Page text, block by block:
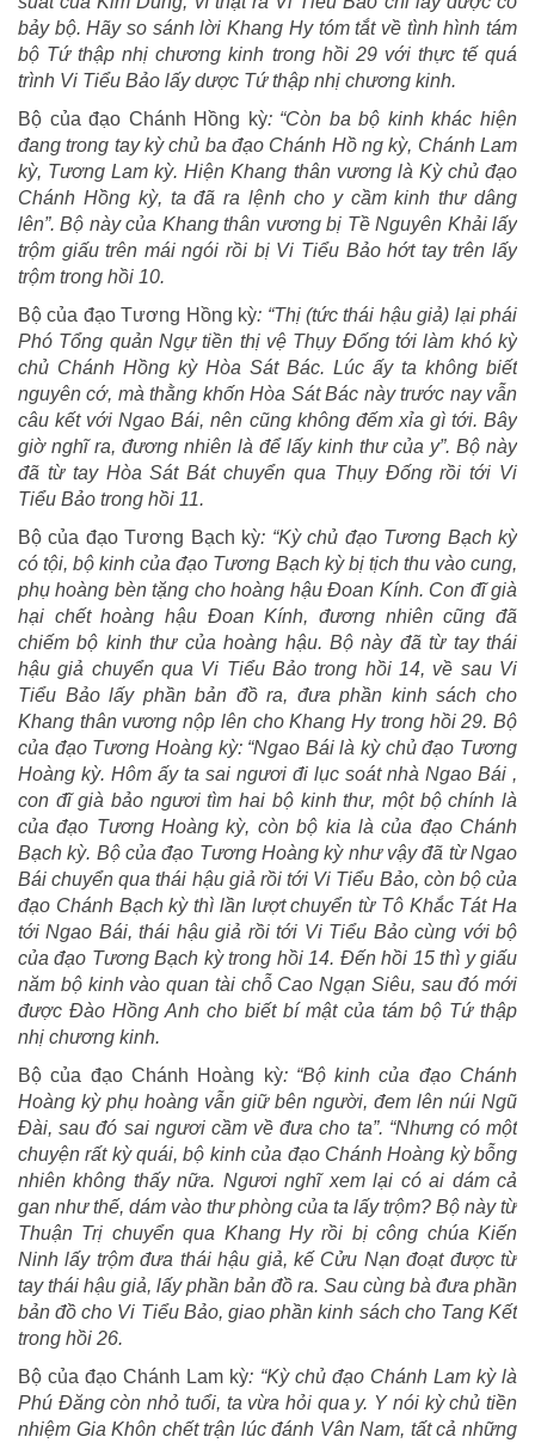
bảy bộ. Hãy so sánh lời Khang Hy tóm tắt về tình hình tám
bộ Tứ thập nhị chương kinh trong hồi 29 với thực tế quá
trình Vi Tiểu Bảo lấy dược Tứ thập nhị chương kinh.
Bộ của đạo Chánh Hồng kỳ: “Còn ba bộ kinh khác hiện
đang trong tay kỳ chủ ba đạo Chánh Hồ ng kỳ, Chánh Lam
kỳ, Tương Lam kỳ. Hiện Khang thân vương là Kỳ chủ đạo
Chánh Hồng kỳ, ta đã ra lệnh cho y cầm kinh thư dâng
lên”. Bộ này của Khang thân vương bị Tề Nguyên Khải lấy
trộm giấu trên mái ngói rồi bị Vi Tiểu Bảo hớt tay trên lấy
trộm trong hồi 10.
Bộ của đạo Tương Hồng kỳ: “Thị (tức thái hậu giả) lại phái
Phó Tổng quản Ngự tiền thị vệ Thụy Đống tới làm khó kỳ
chủ Chánh Hồng kỳ Hòa Sát Bác. Lúc ấy ta không biết
nguyên cớ, mà thằng khốn Hòa Sát Bác này trước nay vẫn
câu kết với Ngao Bái, nên cũng không đếm xỉa gì tới. Bây
giờ nghĩ ra, đương nhiên là để lấy kinh thư của y”. Bộ này
đã từ tay Hòa Sát Bát chuyển qua Thụy Đống rồi tới Vi
Tiểu Bảo trong hồi 11.
Bộ của đạo Tương Bạch kỳ: “Kỳ chủ đạo Tương Bạch kỳ
có tội, bộ kinh của đạo Tương Bạch kỳ bị tịch thu vào cung,
phụ hoàng bèn tặng cho hoàng hậu Đoan Kính. Con đĩ già
hại chết hoàng hậu Đoan Kính, đương nhiên cũng đã
chiếm bộ kinh thư của hoàng hậu. Bộ này đã từ tay thái
hậu giả chuyển qua Vi Tiểu Bảo trong hồi 14, về sau Vi
Tiểu Bảo lấy phần bản đồ ra, đưa phần kinh sách cho
Khang thân vương nộp lên cho Khang Hy trong hồi 29. Bộ
của đạo Tương Hoàng kỳ: “Ngao Bái là kỳ chủ đạo Tương
Hoàng kỳ. Hôm ấy ta sai ngươi đi lục soát nhà Ngao Bái ,
con đĩ già bảo ngươi tìm hai bộ kinh thư, một bộ chính là
của đạo Tương Hoàng kỳ, còn bộ kia là của đạo Chánh
Bạch kỳ. Bộ của đạo Tương Hoàng kỳ như vậy đã từ Ngao
Bái chuyển qua thái hậu giả rồi tới Vi Tiểu Bảo, còn bộ của
đạo Chánh Bạch kỳ thì lần lượt chuyển từ Tô Khắc Tát Ha
tới Ngao Bái, thái hậu giả rồi tới Vi Tiểu Bảo cùng với bộ
của đạo Tương Bạch kỳ trong hồi 14. Đến hồi 15 thì y giấu
năm bộ kinh vào quan tài chỗ Cao Ngạn Siêu, sau đó mới
được Đào Hồng Anh cho biết bí mật của tám bộ Tứ thập
nhị chương kinh.
Bộ của đạo Chánh Hoàng kỳ: “Bộ kinh của đạo Chánh
Hoàng kỳ phụ hoàng vẫn giữ bên người, đem lên núi Ngũ
Đài, sau đó sai ngươi cầm về đưa cho ta”. “Nhưng có một
chuyện rất kỳ quái, bộ kinh của đạo Chánh Hoàng kỳ bỗng
nhiên không thấy nữa. Ngươi nghĩ xem lại có ai dám cả
gan như thế, dám vào thư phòng của ta lấy trộm? Bộ này từ
Thuận Trị chuyển qua Khang Hy rồi bị công chúa Kiến
Ninh lấy trộm đưa thái hậu giả, kế Cửu Nạn đoạt được từ
tay thái hậu giả, lấy phần bản đồ ra. Sau cùng bà đưa phần
bản đồ cho Vi Tiểu Bảo, giao phần kinh sách cho Tang Kết
trong hồi 26.
Bộ của đạo Chánh Lam kỳ: “Kỳ chủ đạo Chánh Lam kỳ là
Phú Đăng còn nhỏ tuổi, ta vừa hỏi qua y. Y nói kỳ chủ tiền
nhiệm Gia Khôn chết trận lúc đánh Vân Nam, tất cả những